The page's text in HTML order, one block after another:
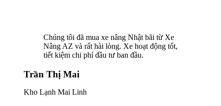
Chúng tôi đã mua xe nâng Nhật bãi từ Xe
Nâng AZ và rất hài lòng. Xe hoạt động tốt,
tiết kiệm chi phí đầu tư ban đầu.
Trần Thị Mai
Kho Lạnh Mai Linh